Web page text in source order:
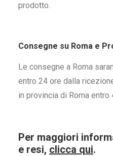
prodotto.
Consegne su Roma e
Le consegne a Roma
entro 24 ore dalla
in provincia di Roma entro
Per maggiori
e resi, clicca qui.